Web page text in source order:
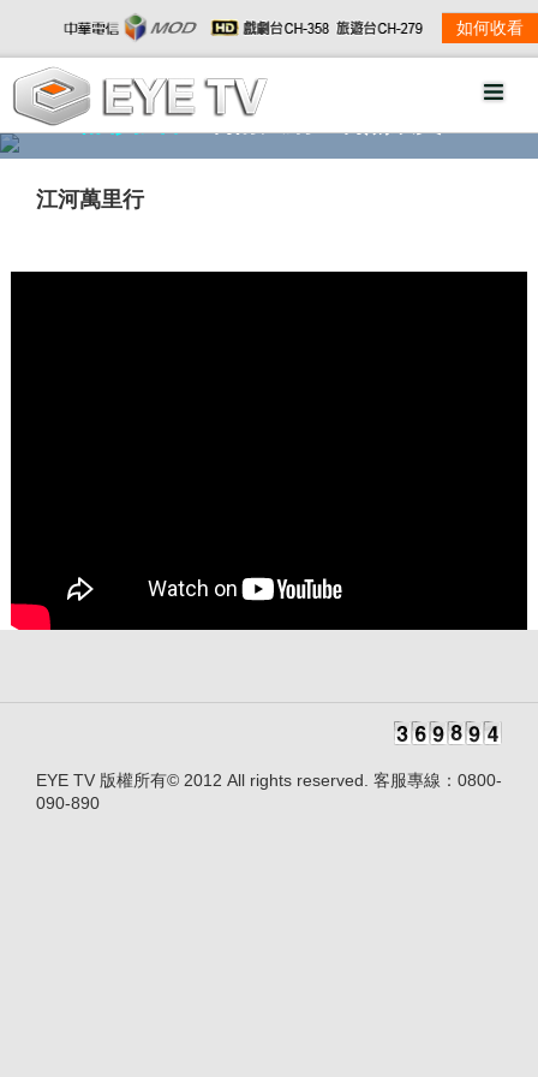
如何收看
精彩影音 劇情大綱
江河萬里行
EYE TV 版權所有© 2012 All rights reserved. 客服專線：0800-
090-890